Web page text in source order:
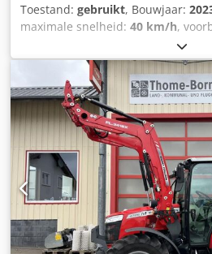
Toestand: gebruikt, Bouwjaar:
maximale snelheid: 40 km/h,
710/75 R42 |
710/75 R42, Banden (v): 650/60
R42, Bedrijfsuren: 370, Eerste
2024_____Standaarduitrusting /
gegevensMotorNominaal
2.100 tpmMax. vermogen (ISO)
tpmEPM - Max. vermogen (ISO)
tpmMax. koppel 1.220 Nm bij
1.300 Nm bij 1.500 tpmAGCO
Ajvqakxog Deha